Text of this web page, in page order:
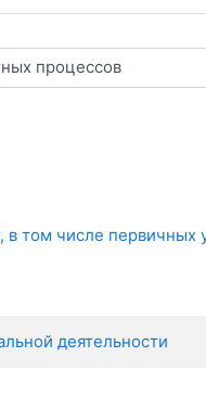
том числе первичных
деятельности